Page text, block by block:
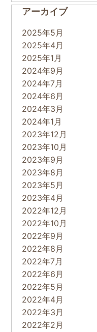
アーカイブ
2025年5月
2025年4月
2025年1月
2024年9月
2024年7月
2024年6月
2024年3月
2024年1月
2023年12月
2023年10月
2023年9月
2023年8月
2023年5月
2023年4月
2022年12月
2022年10月
2022年9月
2022年8月
2022年7月
2022年6月
2022年5月
2022年4月
2022年3月
2022年2月